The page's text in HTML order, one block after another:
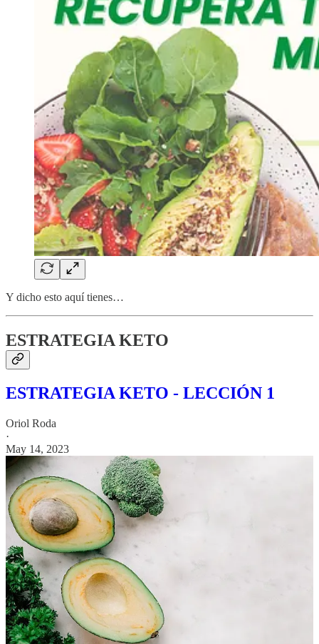
Y dicho esto aquí tienes…
ESTRATEGIA KETO
ESTRATEGIA KETO - LECCIÓN 1
Oriol Roda
·
May 14, 2023